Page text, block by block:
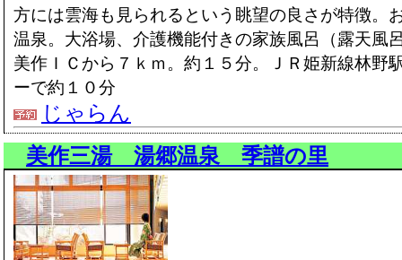
方には雲海も見られるという眺望の良さが特徴。
温泉。大浴場、介護機能付きの家族風呂（露天風
美作ＩＣから７ｋｍ。約１５分。ＪＲ姫新線林野
ーで約１０分
じゃらん
美作三湯 湯郷温泉 季譜の里